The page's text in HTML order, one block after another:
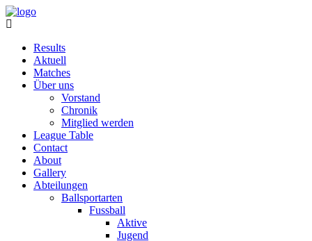
Results
Aktuell
Matches
Über uns
Vorstand
Chronik
Mitglied werden
League Table
Contact
About
Gallery
Abteilungen
Ballsportarten
Fussball
Aktive
Jugend